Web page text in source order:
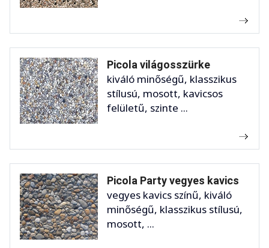
Picola világosszürke
kiváló minőségű, klasszikus
stílusú, mosott, kavicsos
felületű, szinte ...
Picola Party vegyes kavics
vegyes kavics színű, kiváló
minőségű, klasszikus stílusú,
mosott, ...